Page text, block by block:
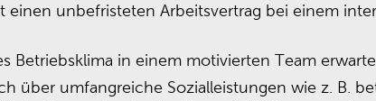
einen unbefristeten Arbeitsvertrag bei einem
Betriebsklima in einem motivierten Team
über umfangreiche Sozialleistungen wie z. B.